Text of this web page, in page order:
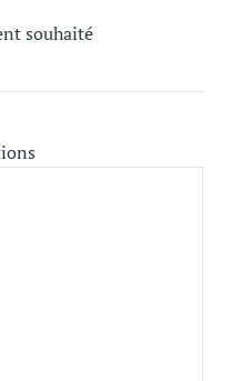
souhaité